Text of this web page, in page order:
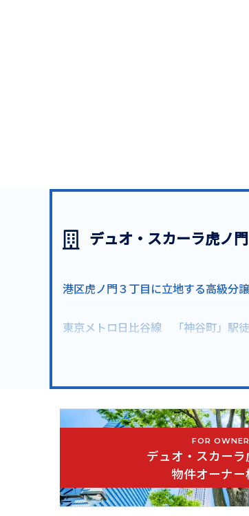
デュオ・スカーラ虎ノ
港区虎ノ門３丁目に立地する高級分
東京メトロ日比谷線 「神谷町」駅徒
ゆとりのある広さを確保したい、シ
コンビニやスーパーなどの日用品
オートロック,防犯カメラ,ディンプルキ
ァイバー
FOR OWNER
デュオ・スカーラ
物件オーナー